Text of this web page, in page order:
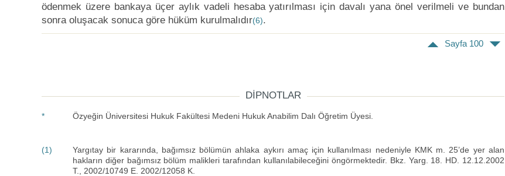
ödenmek üzere bankaya üçer aylık vadeli hesaba yatırılması için davalı yana önel verilmeli ve bundan
sonra oluşacak sonuca göre hüküm kurulmalıdır(6).
Sayfa 100
DIPNOTLAR
* Özyeğin Üniversitesi Hukuk Fakültesi Medeni Hukuk Anabilim Dalı Öğretim Üyesi.
(1)
Yargıtay bir kararında, bağımsız bölümün ahlaka aykırı amaç için kullanılması nedeniyle KMK m. 25’de yer alan
hakların diğer bağımsız bölüm malikleri tarafından kullanılabileceğini öngörmektedir. Bkz. Yarg. 18. HD. 12.12.2002
T., 2002/10749 E. 2002/12058 K.